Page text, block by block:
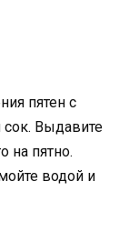
пятен с
Выдавите
на пятно.
водой и